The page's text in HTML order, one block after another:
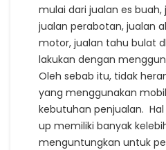
mulai dari jualan es
jualan perabotan, jualan
motor, jualan tahu bulat
lakukan dengan
Oleh sebab itu, tidak
yang menggunakan
kebutuhan penjualan.
up memiliki banyak
menguntungkan untuk